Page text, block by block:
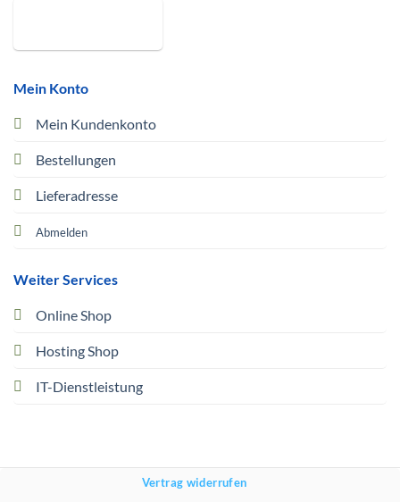
Mein Konto
Mein Kundenkonto
Bestellungen
Lieferadresse
Abmelden
Weiter Services
Online Shop
Hosting Shop
IT-Dienstleistung
Vertrag widerrufen